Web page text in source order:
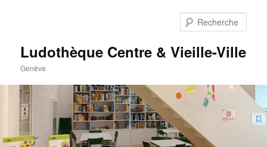
Ludothèque Centre & Vieille-Ville
Genève